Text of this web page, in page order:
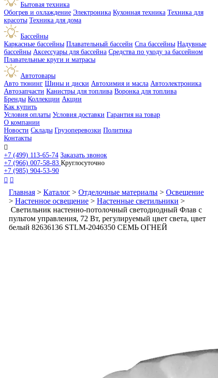
Бытовая техника
Обогрев и охлаждение Электроника Кухонная техника Техника для
красоты Техника для дома
Бассейны
Каркасные бассейны Плавательный бассейн Спа бассейны Надувные
бассейны Аксессуары для бассейна Средства по уходу за бассейном
Плавательные круги и матрасы
Автотовары
Авто тюнинг Шины и диски Автохимия и масла Автоэлектроника
Автозапчасти Канистры для топлива Воронка для топлива
Бренды Коллекции Акции
Как купить
Условия оплаты Условия доставки Гарантия на товар
О компании
Новости Склады Грузоперевозки Политика
Контакты

+7 (499) 113-65-74 Заказать звонок
+7 (966) 007-58-83 Круглосуточно
+7 (985) 904-53-90
 
Главная > Каталог > Отделочные материалы > Освещение
> Настенное освещение > Настенные светильники >
Светильник настенно-потолочный светодиодный Флав с
пультом управления, 72 Вт, регулируемый цвет света, цвет
белый 82636136 STLM-2046350 СЕМЬ ОГНЕЙ